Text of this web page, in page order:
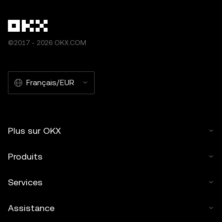
©2017 - 2026 OKX.COM
Français/EUR
Plus sur OKX
Produits
Services
Assistance